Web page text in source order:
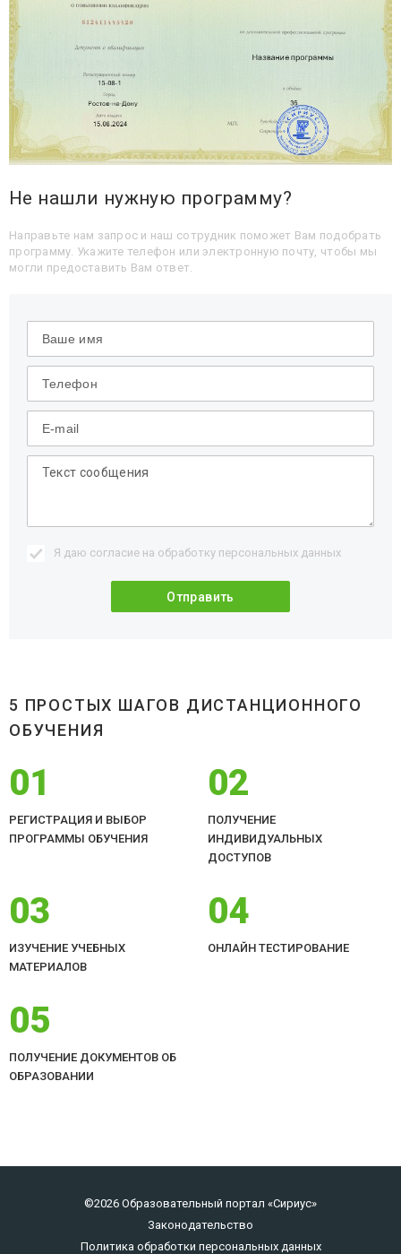
Не нашли нужную программу?
Направьте нам запрос и наш сотрудник поможет Вам подобрать
программу. Укажите телефон или электронную почту, чтобы мы
могли предоставить Вам ответ.
Я даю согласие на обработку персональных данных
5 ПРОСТЫХ ШАГОВ ДИСТАНЦИОННОГО
ОБУЧЕНИЯ
01
РЕГИСТРАЦИЯ И ВЫБОР
ПРОГРАММЫ ОБУЧЕНИЯ
02
ПОЛУЧЕНИЕ
ИНДИВИДУАЛЬНЫХ
ДОСТУПОВ
03
ИЗУЧЕНИЕ УЧЕБНЫХ
МАТЕРИАЛОВ
04
ОНЛАЙН ТЕСТИРОВАНИЕ
05
ПОЛУЧЕНИЕ ДОКУМЕНТОВ ОБ
ОБРАЗОВАНИИ
©2026 Образовательный портал «Сириус»
Законодательство
Политика обработки персональных данных